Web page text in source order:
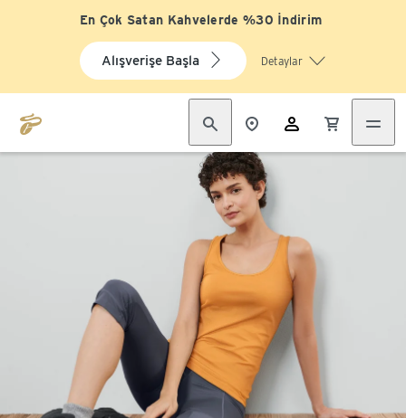
En Çok Satan Kahvelerde %30 İndirim
Alışverişe Başla Detaylar